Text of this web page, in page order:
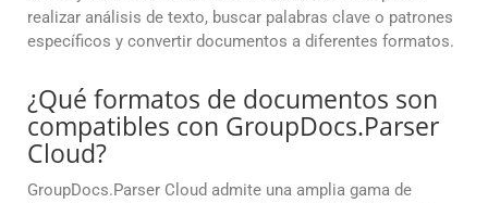
realizar análisis de texto, buscar palabras clave o patrones
específicos y convertir documentos a diferentes formatos.
¿Qué formatos de documentos son
compatibles con GroupDocs.Parser
Cloud?
GroupDocs.Parser Cloud admite una amplia gama de